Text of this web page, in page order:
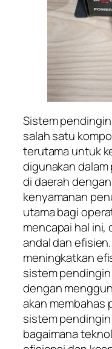
Sistem
salah satu
terutama untuk
digunakan dalam
di daerah
kenyamanan
utama bagi
mencapai hal ini,
andal dan
meningkatkan
sistem
dengan
akan membahas
sistem
bagaimana